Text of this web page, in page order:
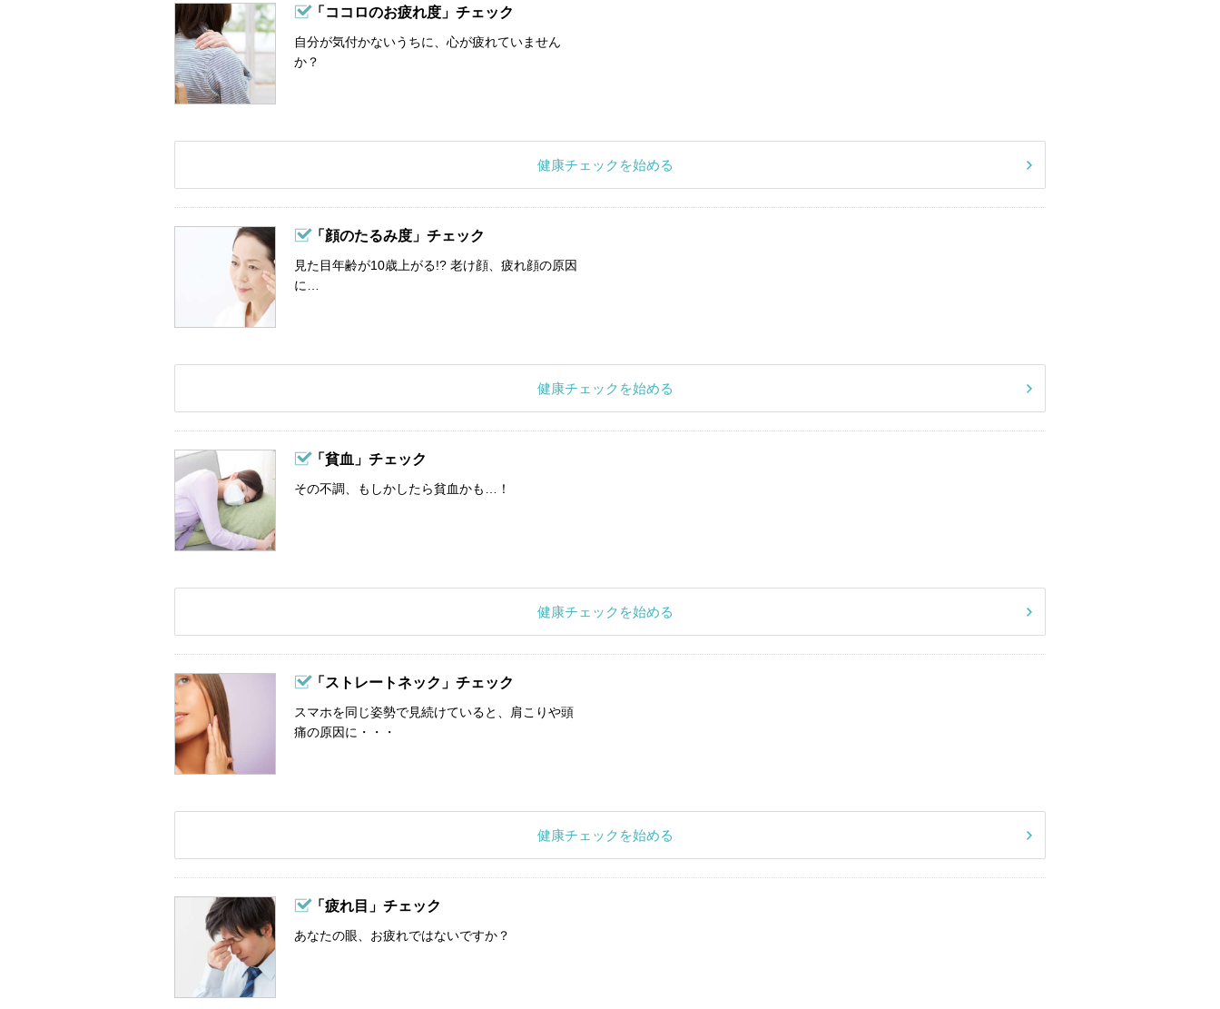
「ココロのお疲れ度」チェック
自分が気付かないうちに、心が疲れていません
か？
健康チェックを始める
「顔のたるみ度」チェック
見た目年齢が10歳上がる!? 老け顔、疲れ顔の原因
に…
健康チェックを始める
「貧血」チェック
その不調、もしかしたら貧血かも…！
健康チェックを始める
「ストレートネック」チェック
スマホを同じ姿勢で見続けていると、肩こりや頭
痛の原因に・・・
健康チェックを始める
「疲れ目」チェック
あなたの眼、お疲れではないですか？